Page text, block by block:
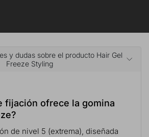
y dudas sobre el producto Hair Gel
Freeze Styling
fijación ofrece la gomina
de nivel 5 (extrema), diseñada